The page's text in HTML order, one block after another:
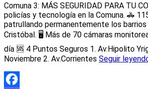
Comuna 3: MÁS SEGURIDAD PARA TU
policías y tecnología en la Comuna. 🚓
patrullando permanentemente los barrios
Cristóbal. 🖥️ Más de 70 cámaras
día 🆘 4 Puntos Seguros 1. Av.Hipolito
Noviembre 2. Av.Corrientes Seguir